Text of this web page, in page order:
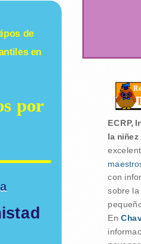
de
en
por
ECRP,
la
con
sobre
En